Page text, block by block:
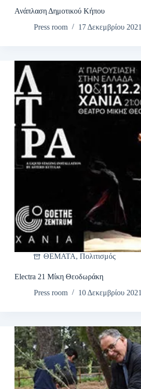
Ανάπλαση Δημοτικού Κήπου
Press room
17 Δεκεμβρίου 2021
ΘΕΜΑΤΑ, Πολιτισμός
Electra 21 Μίκη Θεοδωράκη
Press room
10 Δεκεμβρίου 2021